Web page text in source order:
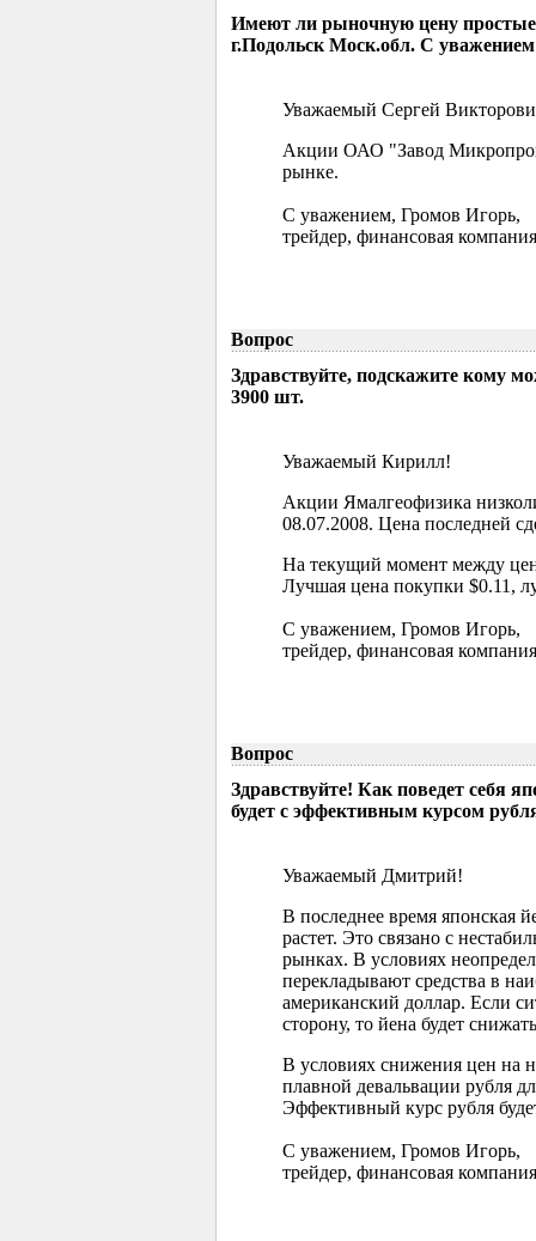
Имеют ли рыночную цену
г.Подольск Моск.обл. С
Уважаемый Сергей
Акции ОАО "Завод
рынке.
С уважением, Громов Игорь,
трейдер, финансовая
Вопрос
Здравствуйте, подскажите кому
3900 шт.
Уважаемый Кирилл!
Акции Ямалгеофизика
08.07.2008. Цена последней
На текущий момент между
Лучшая цена покупки $0.11,
С уважением, Громов Игорь,
трейдер, финансовая
Вопрос
Здравствуйте! Как поведет себя
будет с эффективным курсом
Уважаемый Дмитрий!
В последнее время
растет. Это связано с
рынках. В условиях
перекладывают средства в
американский доллар. Если
сторону, то йена будет
В условиях снижения цен на
плавной девальвации рубля
Эффективный курс рубля
С уважением, Громов Игорь,
трейдер, финансовая